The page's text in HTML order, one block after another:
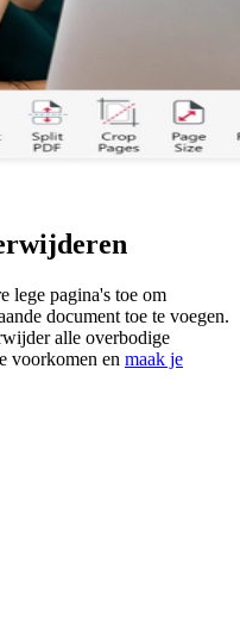
lege pagina's toe om
document toe te voegen.
alle overbodige
voorkomen en maak je